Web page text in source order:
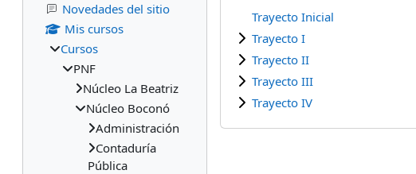
Trayecto Inicial
Trayecto I
Trayecto II
Trayecto III
Trayecto IV
Novedades del sitio
Mis cursos
Cursos
PNF
Núcleo La Beatriz
Núcleo Boconó
Administración
Contaduría
Pública